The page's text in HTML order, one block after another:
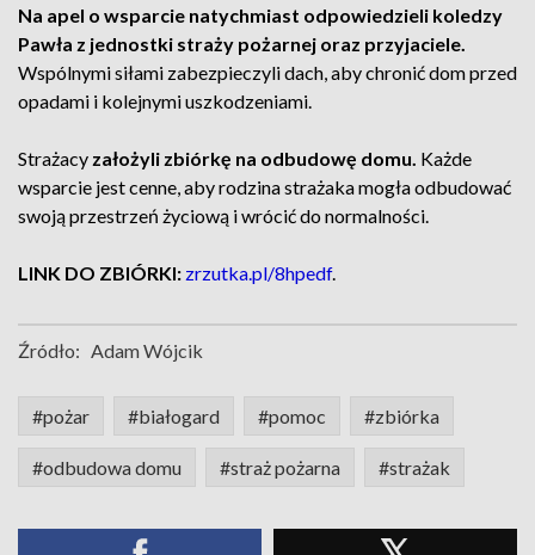
Na apel o wsparcie natychmiast odpowiedzieli koledzy
Pawła z jednostki straży pożarnej oraz przyjaciele.
Wspólnymi siłami zabezpieczyli dach, aby chronić dom przed
opadami i kolejnymi uszkodzeniami.
Strażacy założyli zbiórkę na odbudowę domu. Każde
wsparcie jest cenne, aby rodzina strażaka mogła odbudować
swoją przestrzeń życiową i wrócić do normalności.
LINK DO ZBIÓRKI: zrzutka.pl/8hpedf.
Źródło: Adam Wójcik
#pożar #białogard #pomoc #zbiórka
#odbudowa domu #straż pożarna #strażak